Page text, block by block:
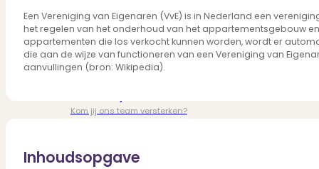
Over PUUR*
Wie zijn wij?
Ons team
Kom jij ons team versterken?
Beoordelingen
Een Vereniging van Eigenaren (VvE) is in Nederland een
het regelen van het onderhoud van het appartementsgebouw
appartementen die los verkocht kunnen worden, wordt er
die aan de wijze van functioneren van een Vereniging van
aanvullingen (bron: Wikipedia).
Inhoudsopgave